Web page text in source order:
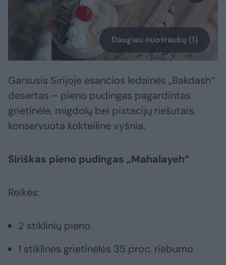
Daugiau nuotraukų (1)
Garsusis Sirijoje esančios ledainės „Bakdash“
desertas – pieno pudingas pagardintas
grietinėle, migdolų bei pistacijų riešutais,
konservuota kokteiline vyšnia.
Siriškas pieno pudingas „Mahalayeh“
Reikės:
2 stiklinių pieno
1 stiklinės grietinėlės 35 proc. riebumo